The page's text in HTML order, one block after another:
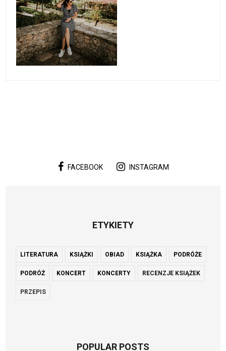
FACEBOOK INSTAGRAM
ETYKIETY
LITERATURA KSIĄŻKI OBIAD KSIĄŻKA PODRÓŻE
PODRÓŻ KONCERT KONCERTY RECENZJE KSIĄŻEK
PRZEPIS
POPULAR POSTS